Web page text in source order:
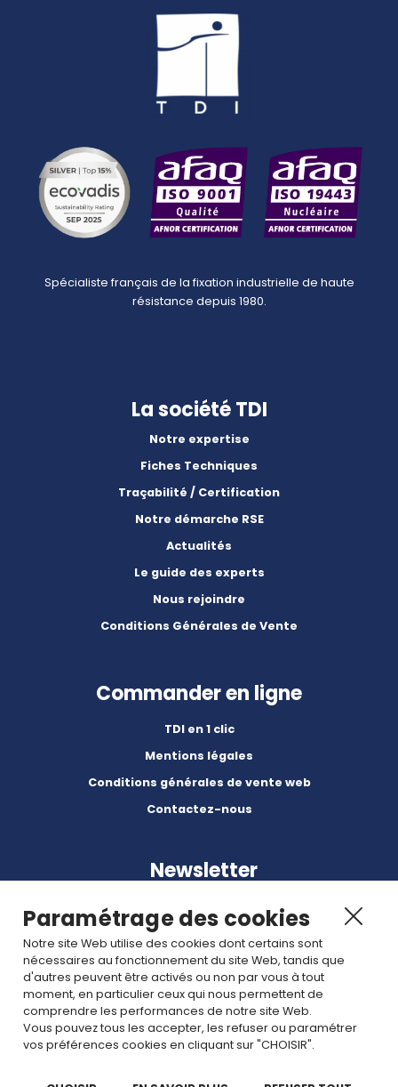
Spécialiste français de la fixation industrielle de haute
résistance depuis 1980.
La société TDI
Notre expertise
Fiches Techniques
Traçabilité / Certification
Notre démarche RSE
Actualités
Le guide des experts
Nous rejoindre
Conditions Générales de Vente
Commander en ligne
TDI en 1 clic
Mentions légales
Conditions générales de vente web
Contactez-nous
Newsletter
Abonnez-vous à nos dernières nouvelles et articles.
Rejoignez nous
Paramétrage des cookies
Notre site Web utilise des cookies dont certains sont
nécessaires au fonctionnement du site Web, tandis que
d'autres peuvent être activés ou non par vous à tout
moment, en particulier ceux qui nous permettent de
comprendre les performances de notre site Web.
Vous pouvez tous les accepter, les refuser ou paramétrer
vos préférences cookies en cliquant sur "CHOISIR".